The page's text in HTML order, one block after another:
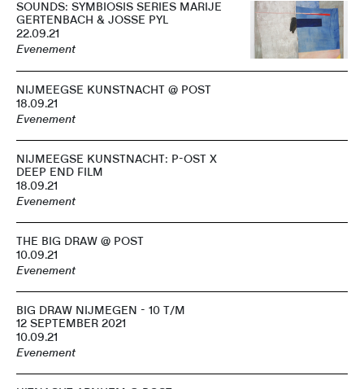
SOUNDS: SYMBIOSIS SERIES MARIJE
GERTENBACH & JOSSE PYL
22.09.21
Evenement
NIJMEEGSE KUNSTNACHT @ POST
18.09.21
Evenement
NIJMEEGSE KUNSTNACHT: P-OST X
DEEP END FILM
18.09.21
Evenement
THE BIG DRAW @ POST
10.09.21
Evenement
BIG DRAW NIJMEGEN - 10 T/M
12 SEPTEMBER 2021
10.09.21
Evenement